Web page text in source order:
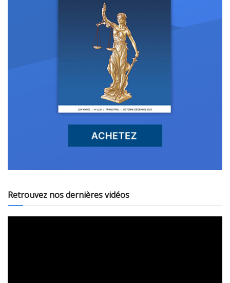
Retrouvez nos dernières vidéos